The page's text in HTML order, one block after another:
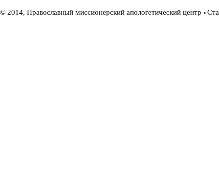
© 2014, Православный миссионерский апологетический центр